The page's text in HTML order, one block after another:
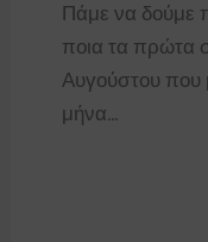
Πάμε να δούμε
ποια τα πρώτα
Αυγούστου που
μήνα…